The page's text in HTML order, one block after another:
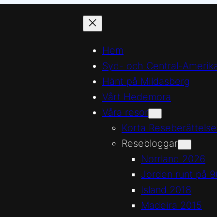
Hem
Syd- och Central-
Hänt på Mildasberg
Vårt Hedemora
Våra resor
Korta
Resebloggar
Norrland 2026
Jorden runt på
Island 2018
Madeira 2015